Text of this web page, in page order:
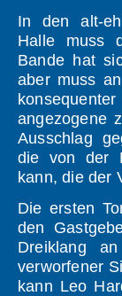
In den alt-
Halle muss
Bande hat
aber muss
angezogene
Ausschlag
die von der
kann, die der
Die ersten
den
Dreiklang
verworfener
kann Leo